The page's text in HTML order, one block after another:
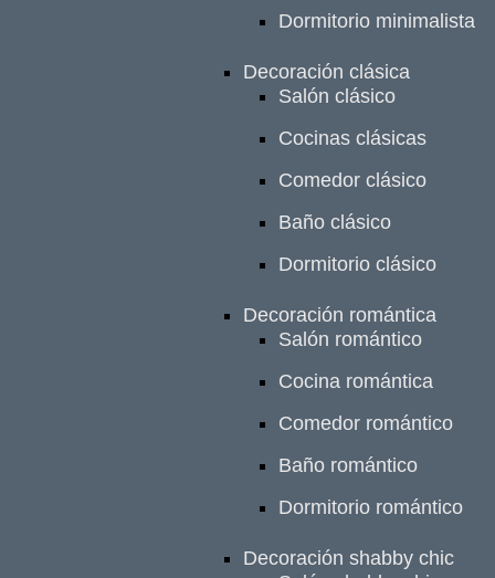
Dormitorio minimalista
Decoración clásica
Salón clásico
Cocinas clásicas
Comedor clásico
Baño clásico
Dormitorio clásico
Decoración romántica
Salón romántico
Cocina romántica
Comedor romántico
Baño romántico
Dormitorio romántico
Decoración shabby chic